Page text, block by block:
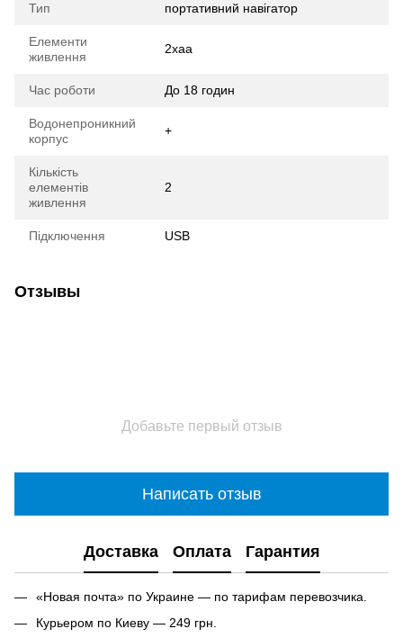
Тип портативний навігатор
Елементи
живлення
2хаа
Час роботи До 18 годин
Водонепроникний
корпус
+
Кількість
елементів
живлення
2
Підключення USB
Отзывы
Добавьте первый отзыв
Написать отзыв
Доставка Оплата Гарантия
«Новая почта» по Украине — по тарифам перевозчика.
Курьером по Киеву — 249 грн.